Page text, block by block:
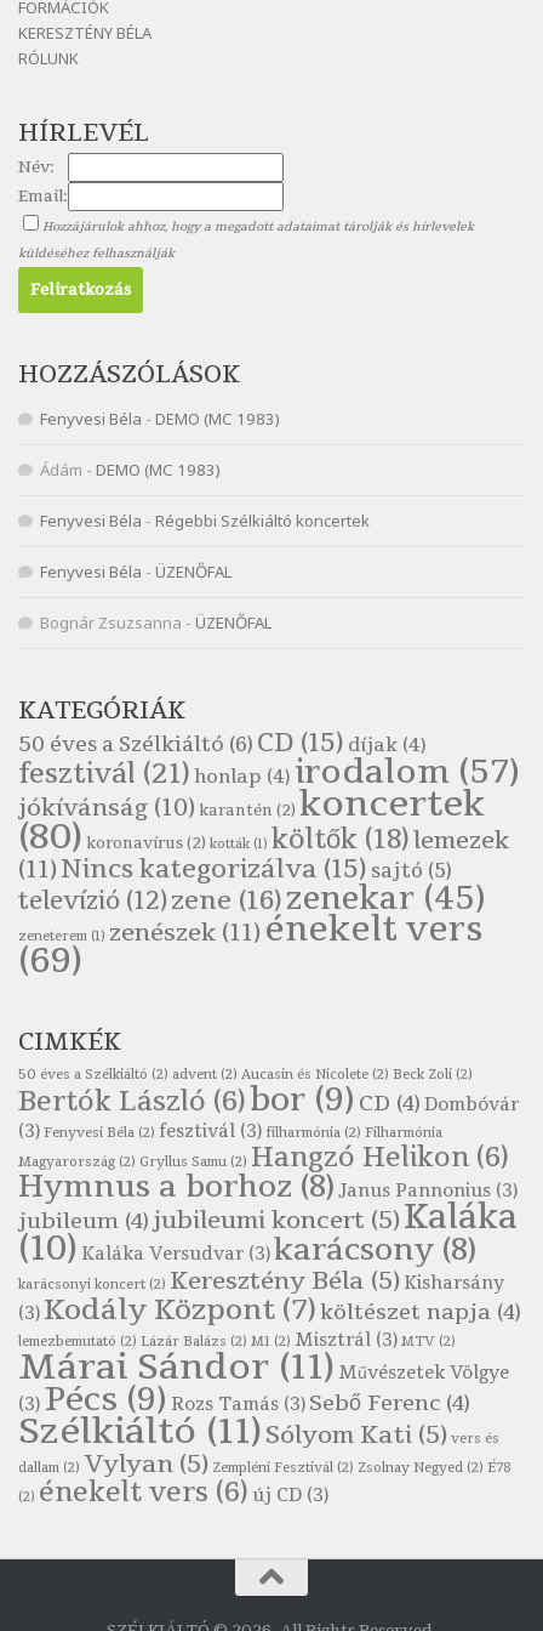
Szélkiáltó
Nagy Bandó András: Nyári éj
Szélkiáltó
Szélkiáltó
Nagy Bandó András: Pöttyös katica
Szélkiáltó
Nagy Bandó András: Scarabeus
Szélkiáltó
Nagy Bandó András: Ülj le csak egyszer
Nagy Bandó András: Vakondok
Nagy Bandó András: Vizilóblues
Szélkiáltó
Szélkiáltó
Népköltés: Most érkeztünk
Szélkiáltó
Népköltés: Reggeli köszöntő
Pákolitz István: Altató
Szélkiáltó
Pákolitz István: Bakarasz
Szélkiáltó
Pákolitz István: Csiga-biga
Szélkiáltó
Pákolitz István: Kiolvasó
Szélkiáltó
Páskándi Géza: Madárijesztő
Szélkiáltó
Szélkiáltó
Robert Burns: Árpa Jankó
Szélkiáltó
Robert Burns: Most hoci a számlát
Szélkiáltó
Robert Burns: Most hoci a számlát
Szélkiáltó
Robert Burns: Nagyhasú flaskó…
Szélkiáltó
Robert Burns: Skót ital
Szélkáltó
Robert Burns: Skót ital
Szélkiáltó
Simkó Péter: Károgós
Szélkiáltó
Szepesi Attila: Csali dal
FORMÁCIÓK
KERESZTÉNY BÉLA
RÓLUNK
HÍRLEVÉL
Név:
Email:
Hozzájárulok ahhoz, hogy a megadott adataimat tárolják és hírlevelek
küldéséhez felhasználják
HOZZÁSZÓLÁSOK
Fenyvesi Béla - DEMO (MC 1983)
Ádám - DEMO (MC 1983)
Fenyvesi Béla - Régebbi Szélkiáltó koncertek
Fenyvesi Béla - ÜZENŐFAL
Bognár Zsuzsanna - ÜZENŐFAL
KATEGÓRIÁK
50 éves a Szélkiáltó (6) CD (15) díjak (4)
fesztivál (21) honlap (4) irodalom (57)
jókívánság (10) karantén (2) koncertek
(80) koronavírus(2) kották (1) költők (18)lemezek
(11)Nincs kategorizálva (15) sajtó (5)
televízió (12)zene (16)zenekar (45)
zeneterem (1) zenészek (11) énekelt vers
(69)
CIMKÉK
50 éves a Szélkiáltó (2) advent (2) Aucasin és Nicolete (2) Beck Zoli (2)
Bertók László (6)bor (9) CD (4) Dombóvár
(3) Fenyvesi Béla (2) fesztivál (3) filharmónia (2) Filharmónia
Magyarország (2) Gryllus Samu (2) Hangzó Helikon (6)
Hymnus a borhoz (8) Janus Pannonius (3)
jubileum (4)jubileumi koncert (5)Kaláka
(10) Kaláka Versudvar (3)karácsony (8)
karácsonyi koncert (2) Keresztény Béla (5) Kisharsány
(3) Kodály Központ (7)költészet napja (4)
lemezbemutató (2) Lázár Balázs (2) M1 (2) Misztrál (3) MTV (2)
Márai Sándor (11) Művészetek Völgye
(3) Pécs (9) Rozs Tamás (3) Sebő Ferenc (4)
Szélkiáltó (11)Sólyom Kati (5) vers és
dallam (2) Vylyan (5) Zempléni Fesztivál (2) Zsolnay Negyed (2) É78
(2) énekelt vers (6) új CD (3)